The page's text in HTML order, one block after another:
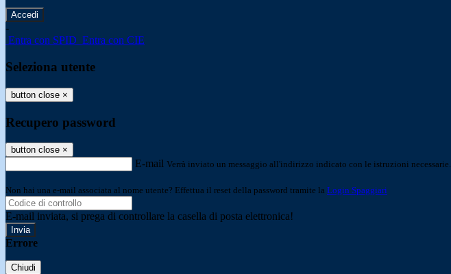
-
Entra con SPID Entra con CIE
Seleziona utente
button close ×
Recupero password
button close ×
E-mail Verrà inviato un messaggio all'indirizzo indicato con le istruzioni necessarie.
Non hai una e-mail associata al nome utente? Effettua il reset della password tramite la Login Spaggiari
E-mail inviata, si prega di controllare la casella di posta elettronica!
Errore
Chiudi